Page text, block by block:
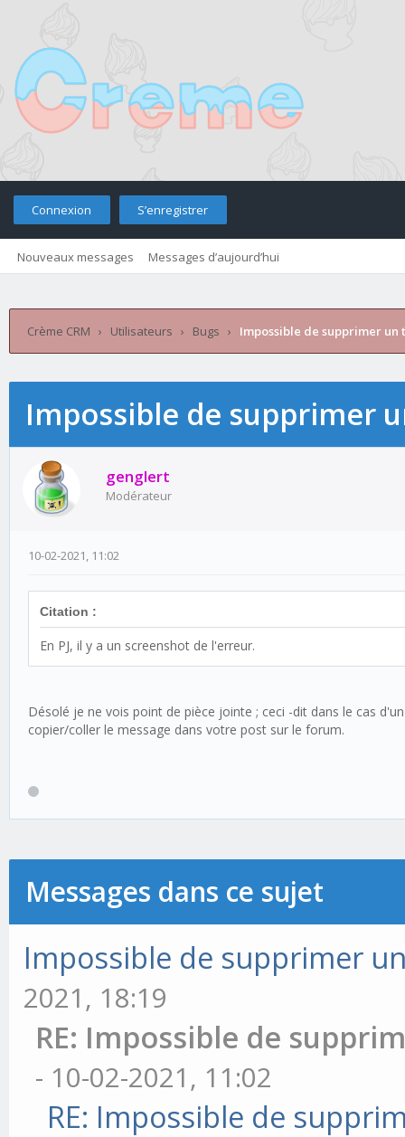
Connexion S’enregistrer
Nouveaux messages Messages d’aujourd’hui
Crème CRM › Utilisateurs › Bugs › Impossible de supprimer
Impossible de supprimer
genglert
Modérateur
10-02-2021, 11:02
Citation :
En PJ, il y a un screenshot de l'erreur.
Désolé je ne vois point de pièce jointe ; ceci -dit dans le cas
copier/coller le message dans votre post sur le forum.
Messages dans ce sujet
Impossible de supprimer
2021, 18:19
RE: Impossible de
- 10-02-2021, 11:02
RE: Impossible de